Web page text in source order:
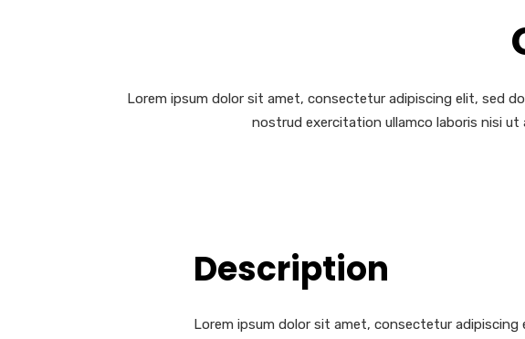
Lorem ipsum dolor sit amet, consectetur adipiscing elit, sed
nostrud exercitation ullamco laboris nisi ut
Description
Lorem ipsum dolor sit amet, consectetur